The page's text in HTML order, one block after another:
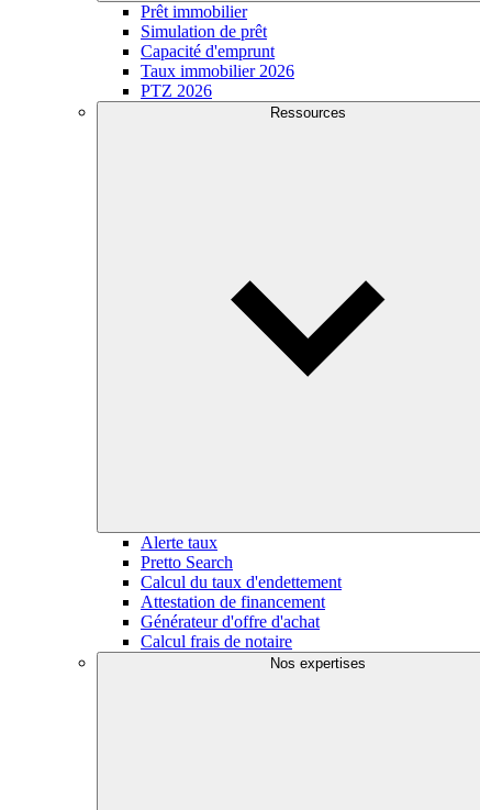
Prêt immobilier
Simulation de prêt
Capacité d'emprunt
Taux immobilier 2026
PTZ 2026
Ressources
Alerte taux
Pretto Search
Calcul du taux d'endettement
Attestation de financement
Générateur d'offre d'achat
Calcul frais de notaire
Nos expertises